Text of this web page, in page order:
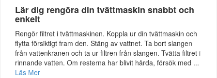
Lär dig rengöra din tvättmaskin snabbt och
enkelt
Rengör filtret i tvättmaskinen. Koppla ur din tvättmaskin och
flytta försiktigt fram den. Stäng av vattnet. Ta bort slangen
från vattenkranen och ta ur filtren från slangen. Tvätta filtret i
rinnande vatten. Om resterna har blivit hårda, försök med ...
Läs Mer